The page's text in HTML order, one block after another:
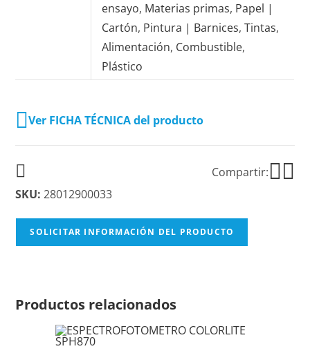
ensayo, Materias primas, Papel |
Cartón, Pintura | Barnices,Tintas,
Alimentación, Combustible,
Plástico
Ver FICHA TÉCNICA del producto
Compartir:
SKU: 28012900033
SOLICITAR INFORMACIÓN DEL PRODUCTO
Productos relacionados